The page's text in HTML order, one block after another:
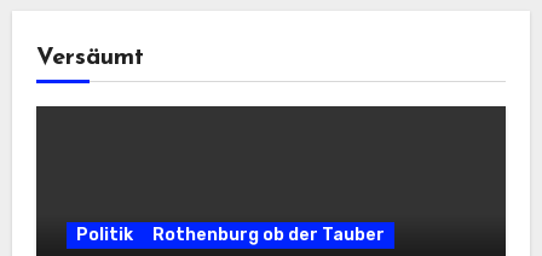
Versäumt
Politik Rothenburg ob der Tauber